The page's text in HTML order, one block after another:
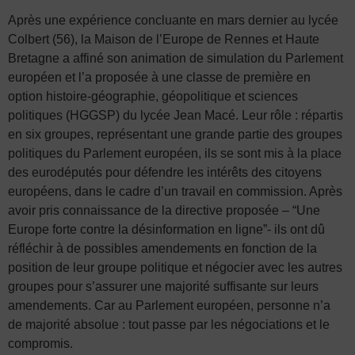
Après une expérience concluante en mars dernier au lycée
Colbert (56), la Maison de l’Europe de Rennes et Haute
Bretagne a affiné son animation de simulation du Parlement
européen et l’a proposée à une classe de première en
option histoire-géographie, géopolitique et sciences
politiques (HGGSP) du lycée Jean Macé. Leur rôle : répartis
en six groupes, représentant une grande partie des groupes
politiques du Parlement européen, ils se sont mis à la place
des eurodéputés pour défendre les intérêts des citoyens
européens, dans le cadre d’un travail en commission. Après
avoir pris connaissance de la directive proposée – “Une
Europe forte contre la désinformation en ligne”- ils ont dû
réfléchir à de possibles amendements en fonction de la
position de leur groupe politique et négocier avec les autres
groupes pour s’assurer une majorité suffisante sur leurs
amendements. Car au Parlement européen, personne n’a
de majorité absolue : tout passe par les négociations et le
compromis.